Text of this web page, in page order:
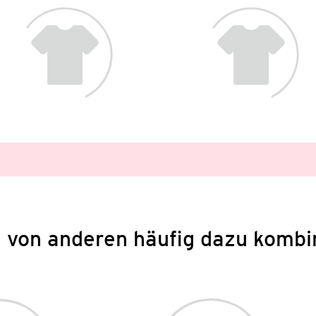
von anderen häufig dazu